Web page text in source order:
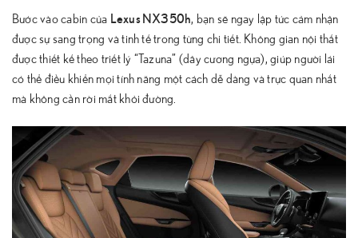
Bước vào cabin của Lexus NX350h, bạn sẽ ngay lập tức cảm nhận
được sự sang trọng và tinh tế trong từng chi tiết. Không gian nội thất
được thiết kế theo triết lý “Tazuna” (dây cương ngựa), giúp người lái
có thể điều khiển mọi tính năng một cách dễ dàng và trực quan nhất
mà không cần rời mắt khỏi đường.